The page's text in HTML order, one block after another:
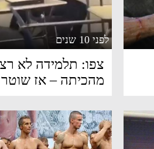
לפני 10 שנים
צפו: תלמידה לא
מהכיתה – אז